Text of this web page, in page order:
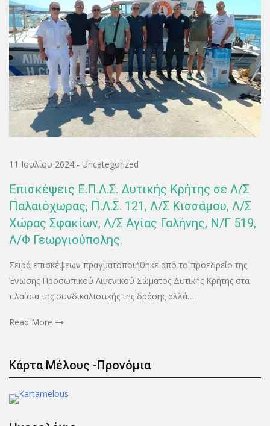
11 Ιουλίου 2024 - Uncategorized
Επισκέψεις Ε.Π.Λ.Σ. Δυτικής Κρήτης σε Λ/Σ
Παλαιόχωρας, Π.Λ.Σ. 121, Λ/Σ Κισσάμου, Λ/Σ
Χώρας Σφακίων, Λ/Σ Αγίας Γαλήνης, Ν/Γ 519,
Λ/Φ Γεωργιούπολης.
Σειρά επισκέψεων πραγματοποιήθηκε από το προεδρείο της
Ένωσης Προσωπικού Λιμενικού Σώματος Δυτικής Κρήτης στα
πλαίσια της συνδικαλιστικής της δράσης αλλά…
Read More
Κάρτα Μέλους -Προνόμια